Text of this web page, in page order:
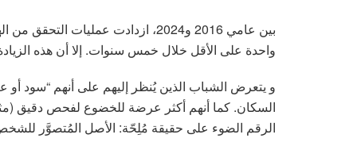
واحدة على الأقل خلال خمس سنوات. إلا أن هذه
و يتعرض الشباب الذين يُنظر إليهم على أنهم “سود أو
السكان. كما أنهم أكثر عرضة للخضوع لفحص دقيق
الرقم الضوء على حقيقة مُلِحّة: الأصل المُتصوَّر للشخص